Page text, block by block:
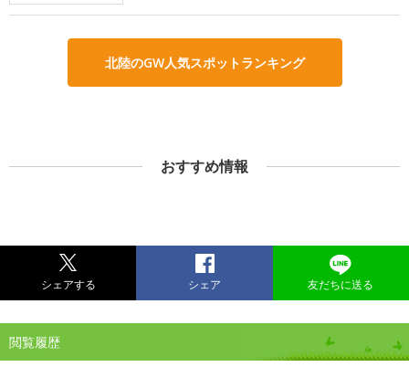
北陸のGW人気スポットランキング
おすすめ情報
シェアする シェア 友だちに送る
閲覧履歴